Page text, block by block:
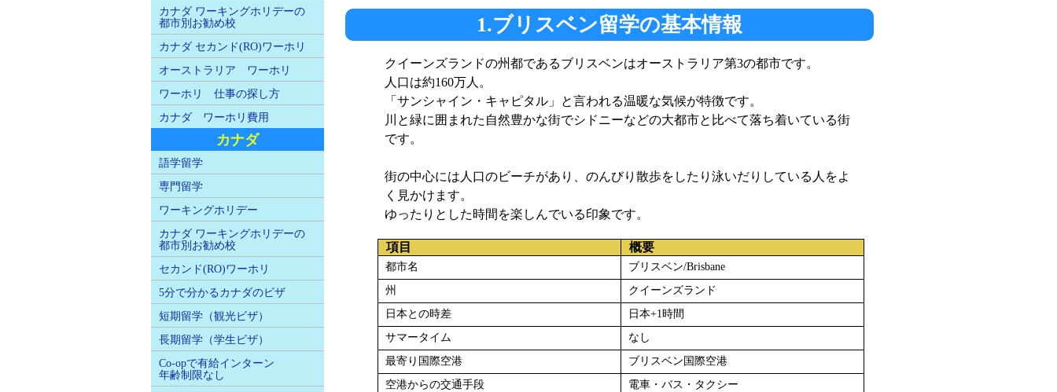
1.ブリスベン留学の基本情報
クイーンズランドの州都であるブリスベンはオーストラリア第3の都市です。
人口は約160万人。
「サンシャイン・キャピタル」と言われる温暖な気候が特徴です。
川と緑に囲まれた自然豊かな街でシドニーなどの大都市と比べて落ち着いている街
です。
街の中心には人口のビーチがあり、のんびり散歩をしたり泳いだりしている人をよ
く見かけます。
ゆったりとした時間を楽しんでいる印象です。
項目 概要
都市名
ブリスベン/Brisbane
州
クイーンズランド
日本との時差
日本+1時間
サマータイム
なし
最寄り国際空港
ブリスベン国際空港
空港からの交通手段
電車・バス・タクシー
カナダ ワーキングホリデーの
都市別お勧め校
カナダ セカンド(RO)ワーホリ
オーストラリア ワーホリ
ワーホリ 仕事の探し方
カナダ ワーホリ費用
カナダ
語学留学
専門留学
ワーキングホリデー
カナダ ワーキングホリデーの
都市別お勧め校
セカンド(RO)ワーホリ
5分で分かるカナダのビザ
短期留学（観光ビザ）
長期留学（学生ビザ）
Co-opで有給インターン
年齢制限なし